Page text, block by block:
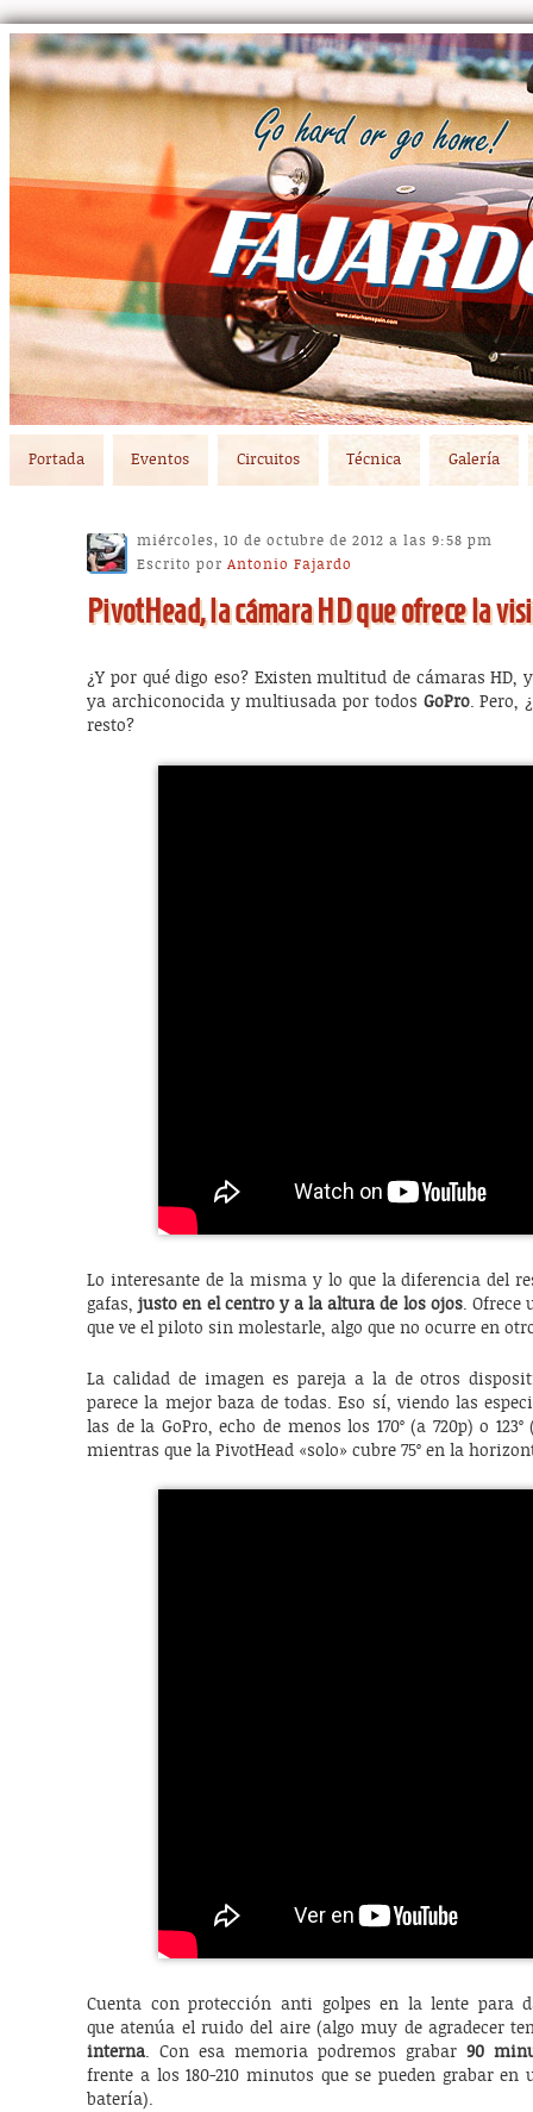
Skip to primary content
Skip to secondary content
Portada Eventos Circuitos Técnica Galería
PivotHead, la cámara HD que ofrece la
miércoles, 10 de octubre de 2012 a las 9:58 pm
Escrito porAntonio Fajardo
¿Y por qué digo eso? Existen multitud de cámaras HD,
ya archiconocida y multiusada por todos GoPro. Pero,
resto?
Lo interesante de la misma y lo que la diferencia del
gafas,justo en el centro y a la altura de los ojos. Ofrece
que ve el piloto sin molestarle, algo que no ocurre en
La calidad de imagen es pareja a la de otros
parece la mejor baza de todas. Eso sí, viendo las
las de la GoPro, echo de menos los 170º (a 720p) o
mientras que la PivotHead «solo» cubre 75º en la
Cuenta con protección anti golpes en la lente para
que atenúa el ruido del aire (algo muy de agradecer
interna. Con esa memoria podremos grabar 90
frente a los 180-210 minutos que se pueden grabar en
batería).